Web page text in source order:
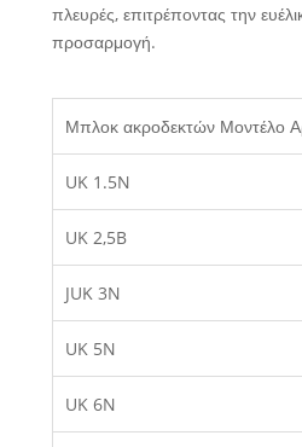
πλευρές, επιτρέποντας την
προσαρμογή.
Μπλοκ ακροδεκτών Μοντέλο
UK 1.5N
UK 2,5B
JUK 3N
UK 5N
UK 6N